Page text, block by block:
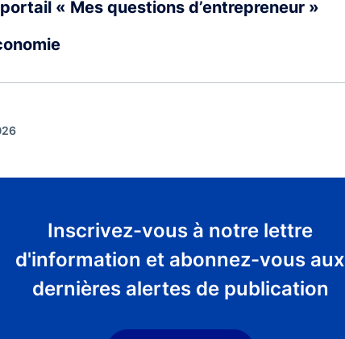
« Mes questions d’entrepreneur »
Inscrivez-vous à notre lettre
d'information et abonnez-vous aux
dernières alertes de publication